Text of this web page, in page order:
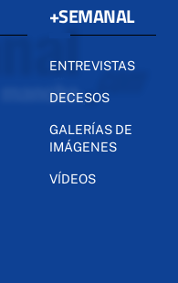
+SEMANAL
ENTREVISTAS
DECESOS
GALERÍAS DE
IMÁGENES
VÍDEOS